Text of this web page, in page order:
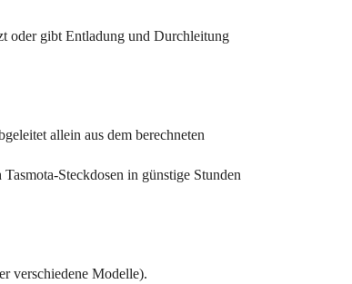
oder gibt Entladung und Durchleitung
allein aus dem berechneten
Steckdosen in günstige Stunden
verschiedene Modelle).